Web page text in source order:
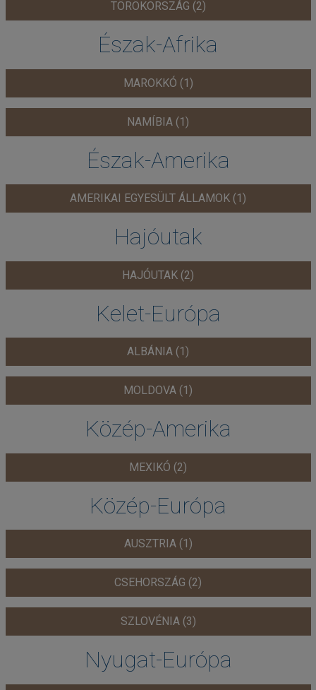
TÖRÖKORSZÁG (2)
Észak-Afrika
MAROKKÓ (1)
NAMÍBIA (1)
Észak-Amerika
AMERIKAI EGYESÜLT ÁLLAMOK (1)
Hajóutak
HAJÓUTAK (2)
Kelet-Európa
ALBÁNIA (1)
MOLDOVA (1)
Közép-Amerika
MEXIKÓ (2)
Közép-Európa
AUSZTRIA (1)
CSEHORSZÁG (2)
SZLOVÉNIA (3)
Nyugat-Európa